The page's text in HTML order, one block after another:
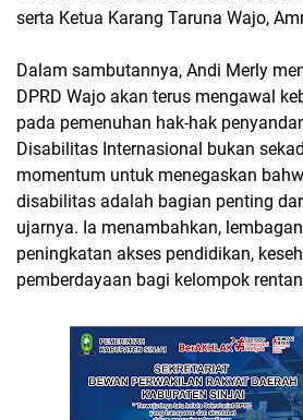
serta Ketua Karang Taruna Wajo,
Dalam sambutannya, Andi Merly
DPRD Wajo akan terus mengawal
pada pemenuhan hak-hak
Disabilitas Internasional bukan
momentum untuk menegaskan
disabilitas adalah bagian penting
ujarnya. Ia menambahkan,
peningkatan akses pendidikan,
pemberdayaan bagi kelompok